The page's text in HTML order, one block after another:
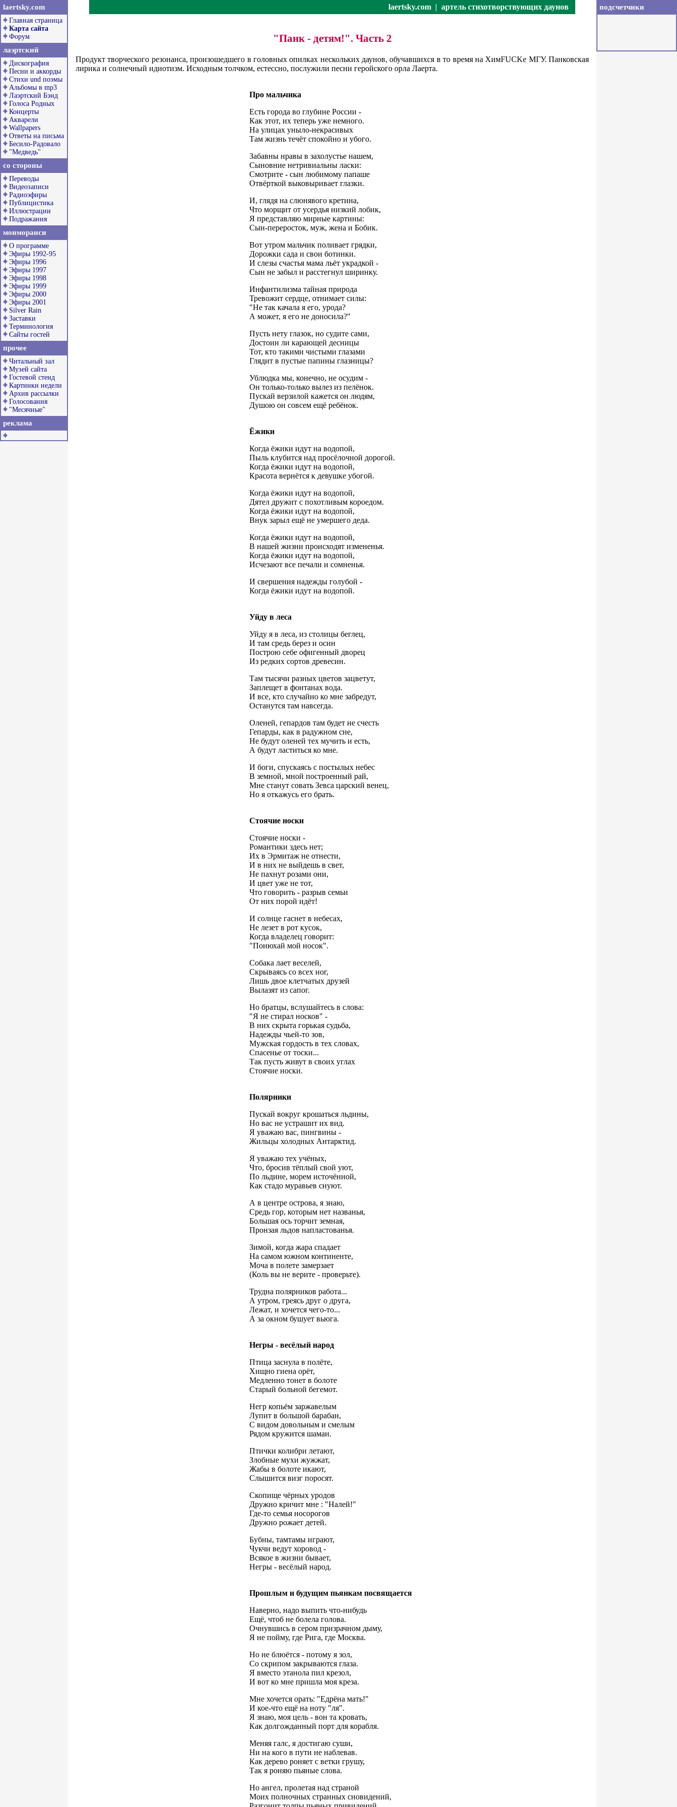
laertsky.com
Главная страница
Карта сайта
Форум
лаэртский
Дискография
Песни и аккорды
Стихи und поэмы
Альбомы в mp3
Лаэртский Бэнд
Голоса Родных
Концерты
Акварели
Wallpapers
Ответы на письма
Бесило-Радовало
"Медведь"
со стороны
Переводы
Видеозаписи
Радиоэфиры
Публицистика
Иллюстрации
Подражания
монморанси
О программе
Эфиры 1992-95
Эфиры 1996
Эфиры 1997
Эфиры 1998
Эфиры 1999
Эфиры 2000
Эфиры 2001
Silver Rain
Заставки
Терминология
Сайты гостей
прочее
Читальный зал
Музей сайта
Гостевой стенд
Картинки недели
Архив рассылки
Голосования
"Месячные"
реклама
laertsky.com | артель стихотворствующих даунов
"Панк - детям!". Часть 2
Продукт творческого резонанса, произошедшего в головных опилках нескольких даунов, обучавшихся в то время на ХимFUCKе МГУ. Панковская
лирика и солнечный идиотизм. Исходным толчком, естессно, послужили песни геройского орла Лаерта.
Про мальчика
Есть города во глубине России -
Как этот, их теперь уже немного.
На улицах уныло-некрасивых
Там жизнь течёт спокойно и убого.
Забавны нравы в захолустье нашем,
Сыновние нетривиальны ласки:
Смотрите - сын любимому папаше
Отвёрткой выковыривает глазки.
И, глядя на слюнявого кретина,
Что морщит от усердья низкий лобик,
Я представляю мирные картины:
Сын-переросток, муж, жена и Бобик.
Вот утром мальчик поливает грядки,
Дорожки сада и свои ботинки.
И слезы счастья мама льёт украдкой -
Сын не забыл и расстегнул ширинку.
Инфантилизма тайная природа
Тревожит сердце, отнимает силы:
"Не так качала я его, урода?
А может, я его не доносила?"
Пусть нету глазок, но судите сами,
Достоин ли карающей десницы
Тот, кто такими чистыми глазами
Глядит в пустые папины глазницы?
Ублюдка мы, конечно, не осудим -
Он только-только вылез из пелёнок.
Пускай верзилой кажется он людям,
Душою он совсем ещё ребёнок.
Ёжики
Когда ёжики идут на водопой,
Пыль клубится над просёлочной дорогой.
Когда ёжики идут на водопой,
Красота вернётся к девушке убогой.
Когда ёжики идут на водопой,
Дятел дружит с похотливым короедом.
Когда ёжики идут на водопой,
Внук зарыл ещё не умершего деда.
Когда ёжики идут на водопой,
В нашей жизни происходят измененья.
Когда ёжики идут на водопой,
Исчезают все печали и сомненья.
И свершения надежды голубой -
Когда ёжики идут на водопой.
Уйду в леса
Уйду я в леса, из столицы беглец,
И там средь берез и осин
Построю себе офигенный дворец
Из редких сортов древесин.
Там тысячи разных цветов зацветут,
Заплещет в фонтанах вода.
И все, кто случайно ко мне забредут,
Останутся там навсегда.
Оленей, гепардов там будет не счесть
Гепарды, как в радужном сне,
Не будут оленей тех мучить и есть,
А будут ластиться ко мне.
И боги, спускаясь с постылых небес
В земной, мной построенный рай,
Мне станут совать Зевса царский венец,
Но я откажусь его брать.
Стоячие носки
Стоячие носки -
Романтики здесь нет;
Их в Эрмитаж не отнести,
И в них не выйдешь в свет,
Не пахнут розами они,
И цвет уже не тот,
Что говорить - разрыв семьи
От них порой идёт!
И солнце гаснет в небесах,
Не лезет в рот кусок,
Когда владелец говорит:
"Понюхай мой носок".
Собака лает веселей,
Скрываясь со всех ног,
Лишь двое клетчатых друзей
Вылазят из сапог.
Но братцы, вслушайтесь в слова:
"Я не стирал носков" -
В них скрыта горькая судьба,
Надежды чьей-то зов,
Мужская гордость в тех словах,
Спасенье от тоски...
Так пусть живут в своих углах
Стоячие носки.
Полярники
Пускай вокруг крошаться льдины,
Но вас не устрашит их вид.
Я уважаю вас, пингвины -
Жильцы холодных Антарктид.
Я уважаю тех учёных,
Что, бросив тёплый свой уют,
По льдине, морем источённой,
Как стадо муравьев снуют.
А в центре острова, я знаю,
Средь гор, которым нет названья,
Большая ось торчит земная,
Пронзая льдов напластованья.
Зимой, когда жара спадает
На самом южном континенте,
Моча в полете замерзает
(Коль вы не верите - проверьте).
Трудна полярников работа...
А утром, греясь друг о друга,
Лежат, и хочется чего-то...
А за окном бушует вьюга.
Негры - весёлый народ
Птица заснула в полёте,
Хищно гиена орёт,
Медленно тонет в болоте
Старый больной бегемот.
Негр копьём заржавелым
Лупит в большой барабан,
С видом довольным и смелым
Рядом кружится шаман.
Птички колибри летают,
Злобные мухи жужжат,
Жабы в болоте икают,
Слышится визг поросят.
Скопище чёрных уродов
Дружно кричит мне : "Налей!"
Где-то семья носорогов
Дружно рожает детей.
Бубны, тамтамы играют,
Чукчи ведут хоровод -
Всякое в жизни бывает,
Негры - весёлый народ.
Прошлым и будущим пьянкам посвящается
Наверно, надо выпить что-нибудь
Ещё, чтоб не болела голова.
Очнувшись в сером призрачном дыму,
Я не пойму, где Рига, где Москва.
Но не блюётся - потому я зол,
Со скрипом закрываются глаза.
Я вместо этанола пил крезол,
И вот ко мне пришла моя креза.
Мне хочется орать: "Едрёна мать!"
И кое-что ещё на ноту "ля".
Я знаю, моя цель - вон та кровать,
Как долгожданный порт для корабля.
Меняя галс, я достигаю суши,
Ни на кого в пути не наблевав.
Как дерево роняет с ветки грушу,
Так я роняю пьяные слова.
Но ангел, пролетая над страной
Моих полночных странных сновидений,
подсчетчики